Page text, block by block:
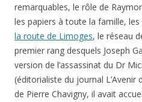
remarquables, le rôle de
les papiers à toute la famille,
la route de Limoges, le réseau
premier rang desquels Joseph
version de l’assassinat du Dr
(éditorialiste du journal L’Avenir
de Pierre Chavigny, il avait